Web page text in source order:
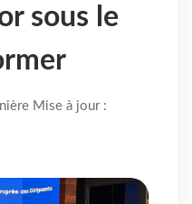
sous le
Mise à jour :